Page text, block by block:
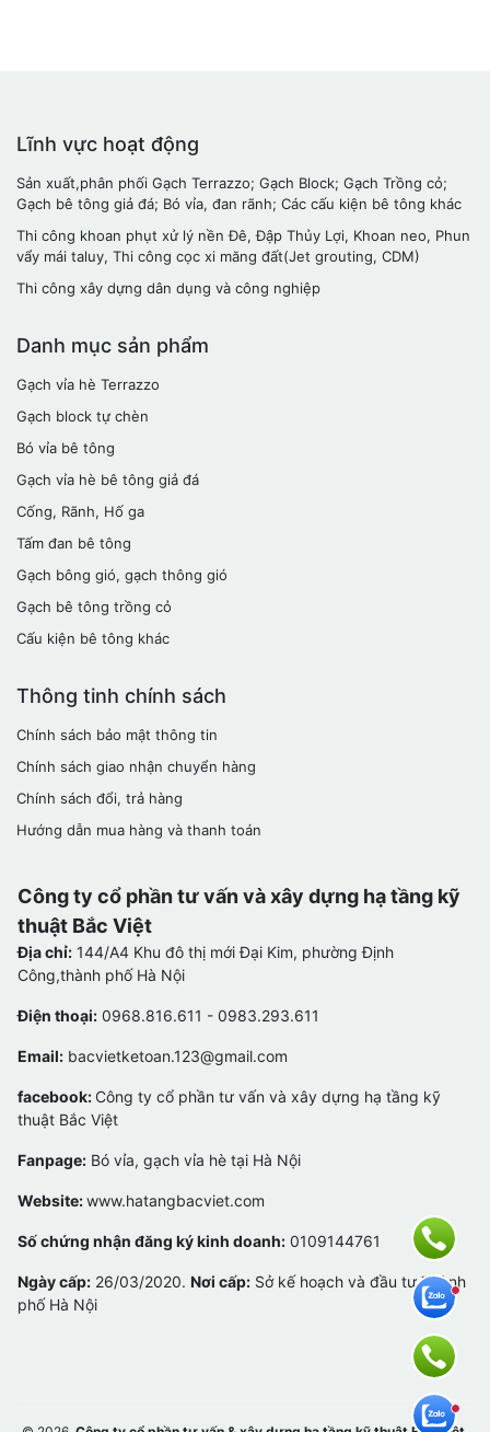
Lĩnh vực hoạt động
Sản xuất,phân phối Gạch Terrazzo; Gạch Block; Gạch Trồng cỏ;
Gạch bê tông giả đá; Bó vỉa, đan rãnh; Các cấu kiện bê tông khác
Thi công khoan phụt xử lý nền Đê, Đập Thủy Lợi, Khoan neo, Phun
vẩy mái taluy, Thi công cọc xi măng đất(Jet grouting, CDM)
Thi công xây dựng dân dụng và công nghiệp
Danh mục sản phẩm
Gạch vỉa hè Terrazzo
Gạch block tự chèn
Bó vỉa bê tông
Gạch vỉa hè bê tông giả đá
Cống, Rãnh, Hố ga
Tấm đan bê tông
Gạch bông gió, gạch thông gió
Gạch bê tông trồng cỏ
Cấu kiện bê tông khác
Thông tinh chính sách
Chính sách bảo mật thông tin
Chính sách giao nhận chuyển hàng
Chính sách đổi, trả hàng
Hướng dẫn mua hàng và thanh toán
Công ty cổ phần tư vấn và xây dựng hạ tầng kỹ
thuật Bắc Việt
Địa chỉ: 144/A4 Khu đô thị mới Đại Kim, phường Định
Công,thành phố Hà Nội
Điện thoại: 0968.816.611 - 0983.293.611
Email: bacvietketoan.123@gmail.com
facebook: Công ty cổ phần tư vấn và xây dựng hạ tầng kỹ
thuật Bắc Việt
Fanpage: Bó vỉa, gạch vỉa hè tại Hà Nội
Website:www.hatangbacviet.com
Số chứng nhận đăng ký kinh doanh: 0109144761
Ngày cấp: 26/03/2020. Nơi cấp: Sở kế hoạch và đầu tư Thành
phố Hà Nội